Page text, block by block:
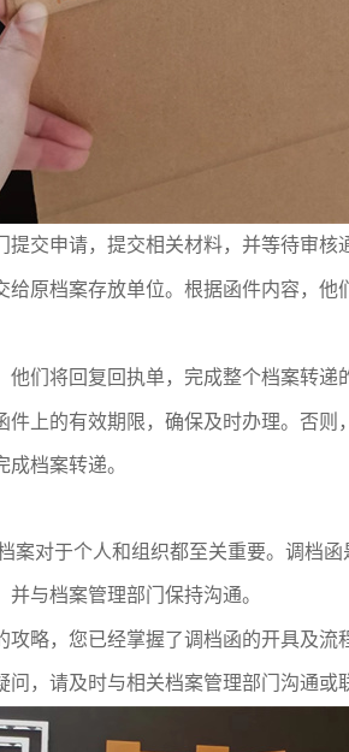
提交申请，提交相关材料，并等待审核
给原档案存放单位。根据函件内容，
们将回复回执单，完成整个档案转递
件上的有效期限，确保及时办理。否
档案转递。
案对于个人和组织都至关重要。调档
与档案管理部门保持沟通。
攻略，您已经掌握了调档函的开具及流
，请及时与相关档案管理部门沟通或